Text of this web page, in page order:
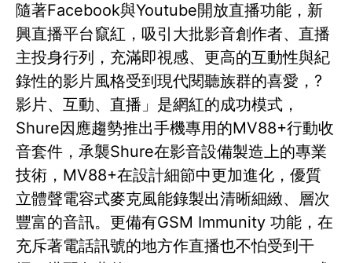
隨著Facebook與Youtube開放直播功能，新
興直播平台竄紅，吸引大批影音創作者、直播
主投身行列，充滿即視感、更高的互動性與紀
錄性的影片風格受到現代閱聽族群的喜愛，?
影片、互動、直播」是網紅的成功模式，
Shure因應趨勢推出手機專用的MV88+行動收
音套件，承襲Shure在影音設備製造上的專業
技術，MV88+在設計細節中更加進化，優質
立體聲電容式麥克風能錄製出清晰細緻、層次
豐富的音訊。更備有GSM Immunity 功能，在
充斥著電話訊號的地方作直播也不怕受到干